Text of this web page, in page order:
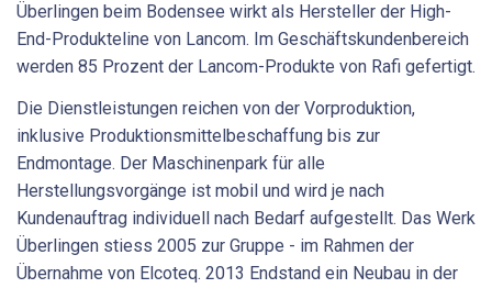
Überlingen beim Bodensee wirkt als Hersteller der High-
End-Produkteline von Lancom. Im Geschäftskundenbereich
werden 85 Prozent der Lancom-Produkte von Rafi gefertigt.
Die Dienstleistungen reichen von der Vorproduktion,
inklusive Produktionsmittelbeschaffung bis zur
Endmontage. Der Maschinenpark für alle
Herstellungsvorgänge ist mobil und wird je nach
Kundenauftrag individuell nach Bedarf aufgestellt. Das Werk
Überlingen stiess 2005 zur Gruppe - im Rahmen der
Übernahme von Elcoteq. 2013 Endstand ein Neubau in der